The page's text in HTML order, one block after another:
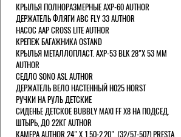
КРЫЛЬЯ ПОЛНОРАЗМЕРНЫЕ AXP-60 AUTHOR
ДЕРЖАТЕЛЬ ФЛЯГИ АВС FLY 33 AUTHOR
НАСОС AAP CROSS LITE AUTHOR
КРЕПЕЖ БАГАЖНИКА OSTAND
КРЫЛЬЯ МЕТАЛЛОПЛАСТ. AXP-53 BLK 28"Х 53 ММ
AUTHOR
СЕДЛО SONO ASL AUTHOR
ДЕРЖАТЕЛЬ ВЕЛО НАСТЕННЫЙ H025 HORST
РУЧКИ НА РУЛЬ ДЕТСКИЕ
СИДЕНЬЕ ДЕТСКОЕ BUBBLY MAXI FF X8 НА ПОДСЕД.
ШТЫРЬ, ДО 22КГ AUTHOR
КАМЕРА AUTHOR 24" Х 1.50-2.20", (32/57-507) PRESTA